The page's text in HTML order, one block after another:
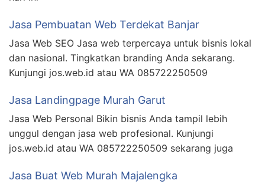
Jasa Pembuatan Web Terdekat Banjar
Jasa Web SEO Jasa web terpercaya untuk bisnis lokal
dan nasional. Tingkatkan branding Anda sekarang.
Kunjungi jos.web.id atau WA 085722250509
Jasa Landingpage Murah Garut
Jasa Web Personal Bikin bisnis Anda tampil lebih
unggul dengan jasa web profesional. Kunjungi
jos.web.id atau WA 085722250509 sekarang juga
Jasa Buat Web Murah Majalengka